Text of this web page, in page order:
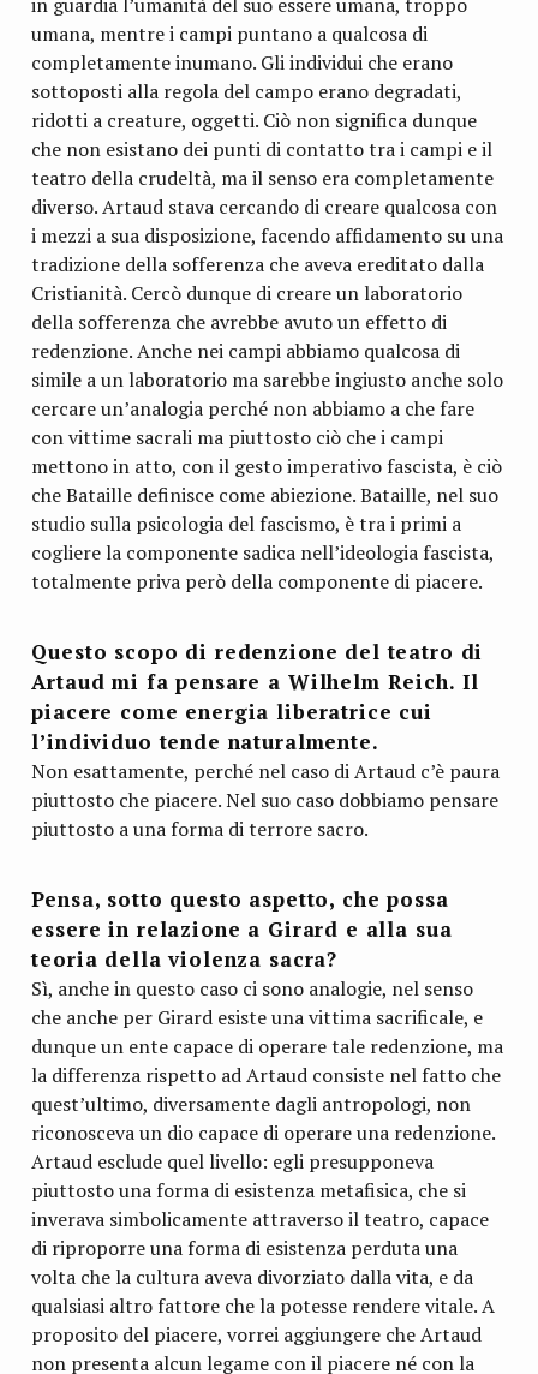
umana, mentre i campi puntano a qualcosa di
completamente inumano. Gli individui che erano
sottoposti alla regola del campo erano degradati,
ridotti a creature, oggetti. Ciò non significa dunque
che non esistano dei punti di contatto tra i campi e il
teatro della crudeltà, ma il senso era completamente
diverso. Artaud stava cercando di creare qualcosa con
i mezzi a sua disposizione, facendo affidamento su una
tradizione della sofferenza che aveva ereditato dalla
Cristianità. Cercò dunque di creare un laboratorio
della sofferenza che avrebbe avuto un effetto di
redenzione. Anche nei campi abbiamo qualcosa di
simile a un laboratorio ma sarebbe ingiusto anche solo
cercare un’analogia perché non abbiamo a che fare
con vittime sacrali ma piuttosto ciò che i campi
mettono in atto, con il gesto imperativo fascista, è ciò
che Bataille definisce come abiezione. Bataille, nel suo
studio sulla psicologia del fascismo, è tra i primi a
cogliere la componente sadica nell’ideologia fascista,
totalmente priva però della componente di piacere.
Questo scopo di redenzione del teatro di
Artaud mi fa pensare a Wilhelm Reich. Il
piacere come energia liberatrice cui
l’individuo tende naturalmente.
Non esattamente, perché nel caso di Artaud c’è paura
piuttosto che piacere. Nel suo caso dobbiamo pensare
piuttosto a una forma di terrore sacro.
Pensa, sotto questo aspetto, che possa
essere in relazione a Girard e alla sua
teoria della violenza sacra?
Sì, anche in questo caso ci sono analogie, nel senso
che anche per Girard esiste una vittima sacrificale, e
dunque un ente capace di operare tale redenzione, ma
la differenza rispetto ad Artaud consiste nel fatto che
quest’ultimo, diversamente dagli antropologi, non
riconosceva un dio capace di operare una redenzione.
Artaud esclude quel livello: egli presupponeva
piuttosto una forma di esistenza metafisica, che si
inverava simbolicamente attraverso il teatro, capace
di riproporre una forma di esistenza perduta una
volta che la cultura aveva divorziato dalla vita, e da
qualsiasi altro fattore che la potesse rendere vitale. A
proposito del piacere, vorrei aggiungere che Artaud
non presenta alcun legame con il piacere né con la